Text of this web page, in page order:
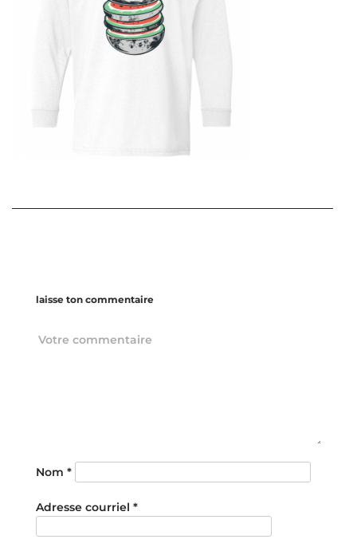
laisse ton commentaire
Nom *
Adresse courriel *